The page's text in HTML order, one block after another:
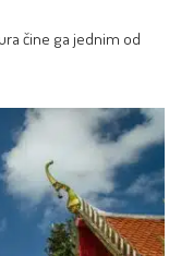
čine ga jednim od